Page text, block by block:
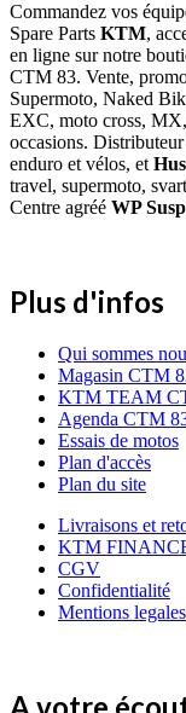
Commandez vos
Spare Parts KTM,
en ligne sur notre
CTM 83. Vente,
Supermoto, Naked
EXC, moto cross,
occasions. Distributeur
enduro et vélos, et
travel, supermoto,
Centre agréé WP
Plus d'infos
Qui sommes
Magasin CTM
KTM TEAM
Agenda CTM
Essais de motos
Plan d'accès
Plan du site
Livraisons et
KTM
CGV
Confidentialité
Mentions legales